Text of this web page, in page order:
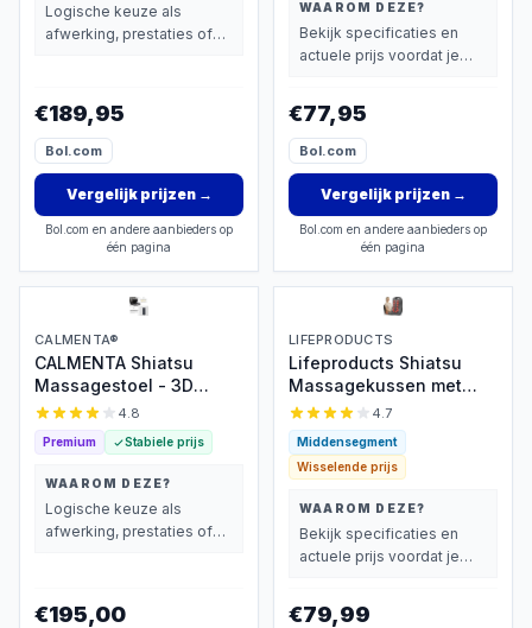
Nekmassage apparaat -
Massagekussen - Zwart
Logische keuze als
afwerking, prestaties of
€189,95
Bol.com
Vergelijk prijzen→
Bol.com en andere aanbieders op
één pagina
WAAROM DEZE?
Bekijk specificaties en
actuele prijs voordat je
€77,95
Bol.com
Vergelijk prijzen→
Bol.com en andere aanbieders op
één pagina
CALMENTA®
CALMENTA Shiatsu
Massagestoel - 3D
massage met warmte
4.8
Premium Stabiele prijs
WAAROM DEZE?
Logische keuze als
afwerking, prestaties of
€195,00
LIFEPRODUCTS
Lifeproducts Shiatsu
Massagekussen met
Warmtefunctie
4.7
Middensegment
Wisselende prijs
WAAROM DEZE?
Bekijk specificaties en
actuele prijs voordat je
€79,99